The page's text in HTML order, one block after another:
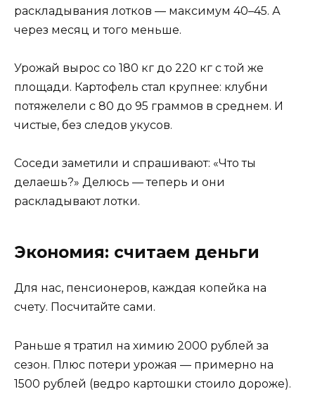
раскладывания лотков — максимум 40–45. А
через месяц и того меньше.
Урожай вырос со 180 кг до 220 кг с той же
площади. Картофель стал крупнее: клубни
потяжелели с 80 до 95 граммов в среднем. И
чистые, без следов укусов.
Соседи заметили и спрашивают: «Что ты
делаешь?» Делюсь — теперь и они
раскладывают лотки.
Экономия: считаем деньги
Для нас, пенсионеров, каждая копейка на
счету. Посчитайте сами.
Раньше я тратил на химию 2000 рублей за
сезон. Плюс потери урожая — примерно на
1500 рублей (ведро картошки стоило дороже).